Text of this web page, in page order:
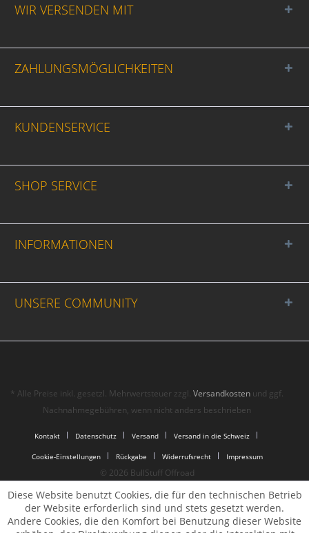
WIR VERSENDEN MIT
ZAHLUNGSMÖGLICHKEITEN
KUNDENSERVICE
SHOP SERVICE
INFORMATIONEN
UNSERE COMMUNITY
* Alle Preise inkl. gesetzl. Mehrwertsteuer zzgl.Versandkosten und ggf.
Nachnahmegebühren, wenn nicht anders beschrieben
Kontakt Datenschutz Versand Versand in die Schweiz
Cookie-Einstellungen Rückgabe Widerrufsrecht Impressum
© 2026 BullStuff Offroad
Diese Website benutzt Cookies, die für den technischen Betrieb
der Website erforderlich sind und stets gesetzt werden.
Andere Cookies, die den Komfort bei Benutzung dieser Website